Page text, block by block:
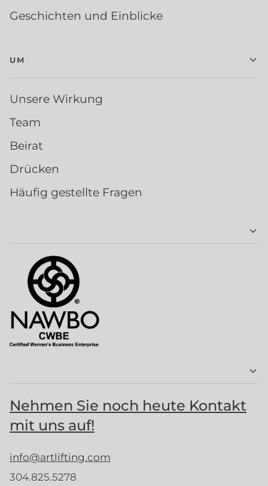
Geschichten und Einblicke
UM
Unsere Wirkung
Team
Beirat
Drücken
Häufig gestellte Fragen
Nehmen Sie noch heute Kontakt
mit uns auf!
info@artlifting.com
304.825.5278